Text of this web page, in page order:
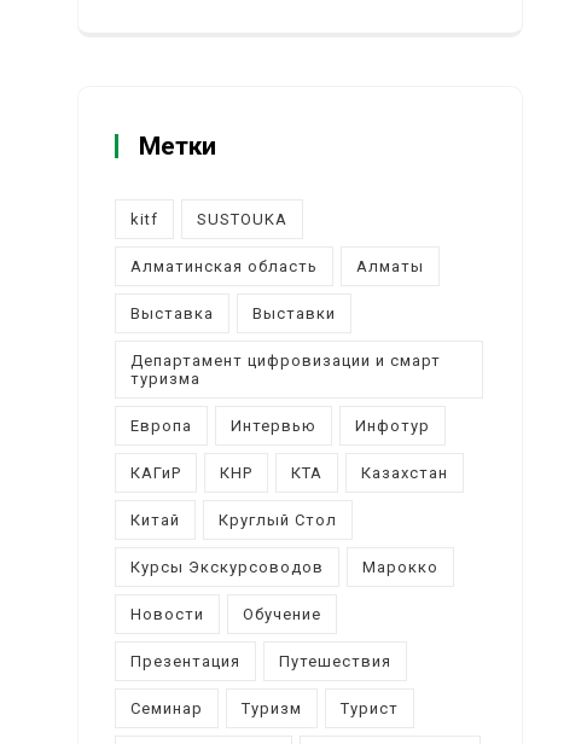
Метки
kitf SUSTOUKA
Алматинская область Алматы
Выставка Выставки
Департамент цифровизации и смарт
туризма
Европа Интервью Инфотур
КАГиР КНР КТА Казахстан
Китай Круглый Стол
Курсы Экскурсоводов Марокко
Новости Обучение
Презентация Путешествия
Семинар Туризм Турист